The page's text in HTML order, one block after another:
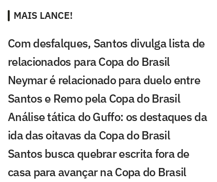
MAIS LANCE!
Com desfalques, Santos divulga lista de
relacionados para Copa do Brasil
Neymar é relacionado para duelo entre
Santos e Remo pela Copa do Brasil
Análise tática do Guffo: os destaques da
ida das oitavas da Copa do Brasil
Santos busca quebrar escrita fora de
casa para avançar na Copa do Brasil